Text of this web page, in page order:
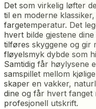
Det som virkelig løfter
til en moderne
fargetemperatur. Det
hvert bilde gjestene
tilføres skyggene og gir
fløyelsmyk dybde som
Samtidig får høylysene
samspillet mellom
skaper en vakker,
dine og får hvert fanget
profesjonell utskrift.